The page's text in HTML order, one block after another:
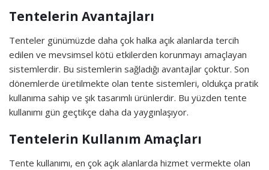
Tentelerin Avantajları
Tenteler günümüzde daha çok halka açık alanlarda tercih
edilen ve mevsimsel kötü etkilerden korunmayı amaçlayan
sistemlerdir. Bu sistemlerin sağladığı avantajlar çoktur. Son
dönemlerde üretilmekte olan tente sistemleri, oldukça pratik
kullanıma sahip ve şık tasarımlı ürünlerdir. Bu yüzden tente
kullanımı gün geçtikçe daha da yaygınlaşıyor.
Tentelerin Kullanım Amaçları
Tente kullanımı, en çok açık alanlarda hizmet vermekte olan